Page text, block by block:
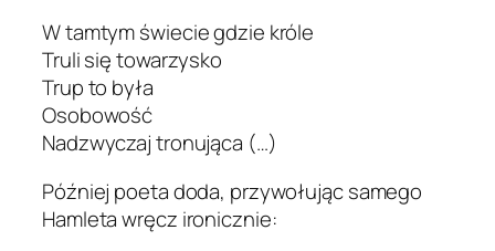
W tamtym świecie gdzie króle
Truli się towarzysko
Trup to była
Osobowość
Nadzwyczaj tronująca (…)
Później poeta doda, przywołując samego
Hamleta wręcz ironicznie: